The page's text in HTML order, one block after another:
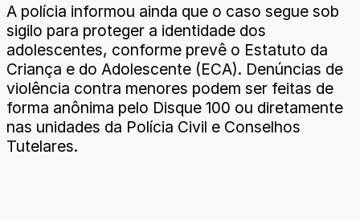
A polícia informou ainda que o caso segue sob
sigilo para proteger a identidade dos
adolescentes, conforme prevê o Estatuto da
Criança e do Adolescente (ECA). Denúncias de
violência contra menores podem ser feitas de
forma anônima pelo Disque 100 ou diretamente
nas unidades da Polícia Civil e Conselhos
Tutelares.